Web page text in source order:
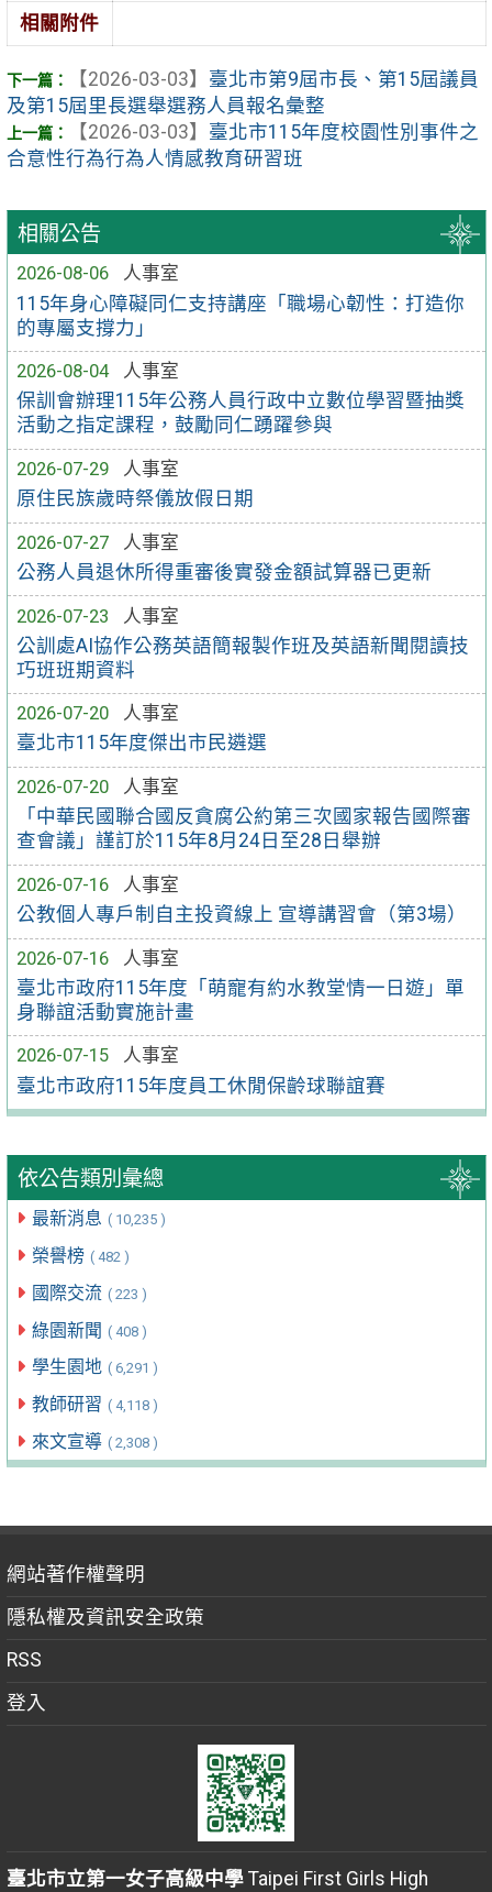
相關公告
2026-08-06
人事室
115年身心障礙同仁支持講座「職場心韌性：打造你
的專屬支撐力」
2026-08-04
人事室
保訓會辦理115年公務人員行政中立數位學習暨抽獎
活動之指定課程，鼓勵同仁踴躍參與
2026-07-29
人事室
原住民族歲時祭儀放假日期
2026-07-27
人事室
公務人員退休所得重審後實發金額試算器已更新
2026-07-23
人事室
公訓處AI協作公務英語簡報製作班及英語新聞閱讀技
巧班班期資料
2026-07-20
人事室
臺北市115年度傑出市民遴選
2026-07-20
人事室
「中華民國聯合國反貪腐公約第三次國家報告國際審
查會議」謹訂於115年8月24日至28日舉辦
2026-07-16
人事室
公教個人專戶制自主投資線上 宣導講習會（第3場）
2026-07-16
人事室
臺北市政府115年度「萌寵有約水教堂情一日遊」單
身聯誼活動實施計畫
2026-07-15
人事室
臺北市政府115年度員工休閒保齡球聯誼賽
依公告類別彙總
最新消息 ( 10,235 )
榮譽榜 ( 482 )
國際交流 ( 223 )
綠園新聞 ( 408 )
學生園地 ( 6,291 )
教師研習 ( 4,118 )
來文宣導 ( 2,308 )
相關附件
【2026-03-03】 臺北市第9屆市長、第15屆議員
及第15屆里長選舉選務人員報名彙整
【2026-03-03】 臺北市115年度校園性別事件之
合意性行為行為人情感教育研習班
網站著作權聲明
隱私權及資訊安全政策
RSS
登入
臺北市立第一女子高級中學Taipei First Girls High